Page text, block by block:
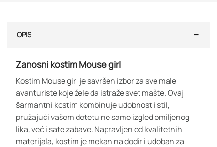
OPIS
Zanosni kostim Mouse girl
Kostim Mouse girl je savršen izbor za sve male
avanturiste koje žele da istraže svet mašte. Ovaj
šarmantni kostim kombinuje udobnost i stil,
pružajući vašem detetu ne samo izgled omiljenog
lika, već i sate zabave. Napravljen od kvalitetnih
materijala, kostim je mekan na dodir i udoban za